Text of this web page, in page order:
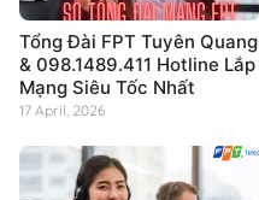
Tổng Đài FPT Tuyên Quang
& 098.1489.411 Hotline Lắp
Mạng Siêu Tốc Nhất
17 April, 2026